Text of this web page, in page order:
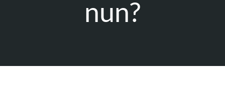
nun?